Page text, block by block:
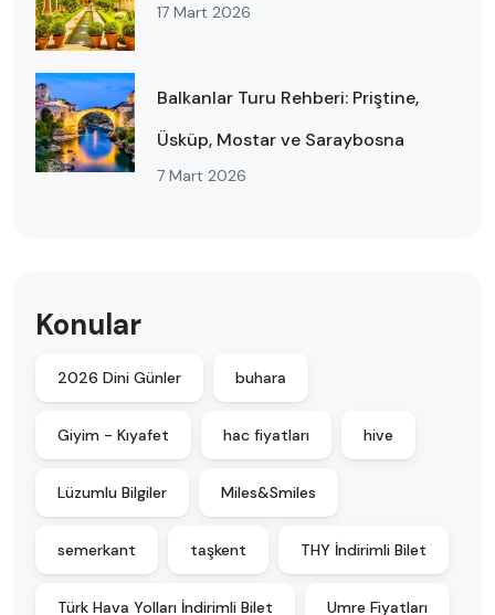
17 Mart 2026
Balkanlar Turu Rehberi: Priştine,
Üsküp, Mostar ve Saraybosna
7 Mart 2026
Konular
2026 Dini Günler buhara
Giyim - Kıyafet hac fiyatları hive
Lüzumlu Bilgiler Miles&Smiles
semerkant taşkent THY İndirimli Bilet
Türk Hava Yolları İndirimli Bilet Umre Fiyatları